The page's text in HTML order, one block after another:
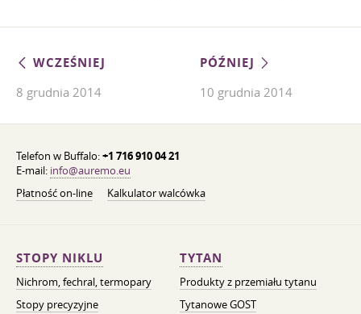
WCZEŚNIEJ
8 grudnia 2014
PÓŹNIEJ
10 grudnia 2014
Telefon w Buffalo:+1 716 910 04 21
E-mail: info@auremo.eu
Płatność on-line
Kalkulator walcówka
STOPY NIKLU
Nichrom, fechral, termopary
Stopy precyzyjne
TYTAN
Produkty z przemiału tytanu
Tytanowe GOST